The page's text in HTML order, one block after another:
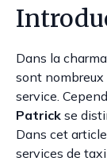
Dans la
sont
service.
Patrick se
Dans cet
services de